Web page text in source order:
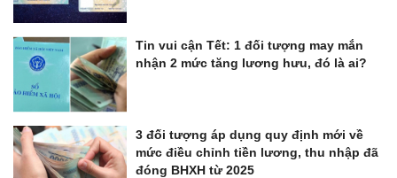
Tin vui cận Tết: 1 đối tượng may mắn
nhận 2 mức tăng lương hưu, đó là ai?
3 đối tượng áp dụng quy định mới về
mức điều chỉnh tiền lương, thu nhập đã
đóng BHXH từ 2025